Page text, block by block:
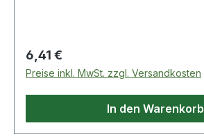
Regulärer Preis:
6,41 €
Preise inkl. MwSt. zzgl. Versandkosten
In den Warenkorb